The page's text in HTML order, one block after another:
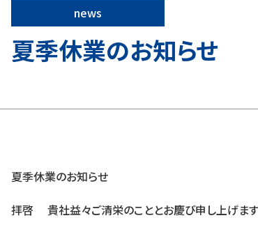
news
夏季休業のお知らせ
夏季休業のお知らせ
拝啓 貴社益々ご清栄のこととお慶び申し上げます